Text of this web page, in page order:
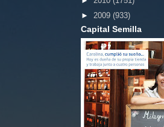
► 2009 (933)
Capital Semilla